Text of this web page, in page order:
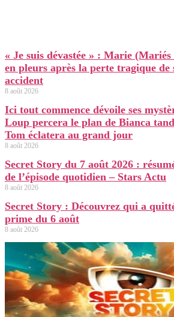
« Je suis dévastée » : Marie
en pleurs après la perte tragique de
accident
8 août 2026
Ici tout commence dévoile ses
Loup percera le plan de Bianca
Tom éclatera au grand jour
8 août 2026
Secret Story du 7 août 2026 :
de l’épisode quotidien – Stars Actu
8 août 2026
Secret Story : Découvrez qui a
prime du 6 août
8 août 2026